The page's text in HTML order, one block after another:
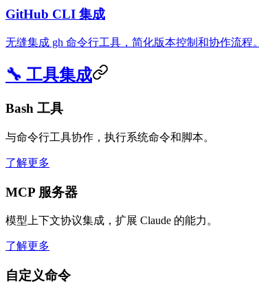
GitHub CLI 集成
无缝集成 gh 命令行工具，简化版本控制和协作流程。
🔧 工具集成
Bash 工具
与命令行工具协作，执行系统命令和脚本。
了解更多
MCP 服务器
模型上下文协议集成，扩展 Claude 的能力。
了解更多
自定义命令